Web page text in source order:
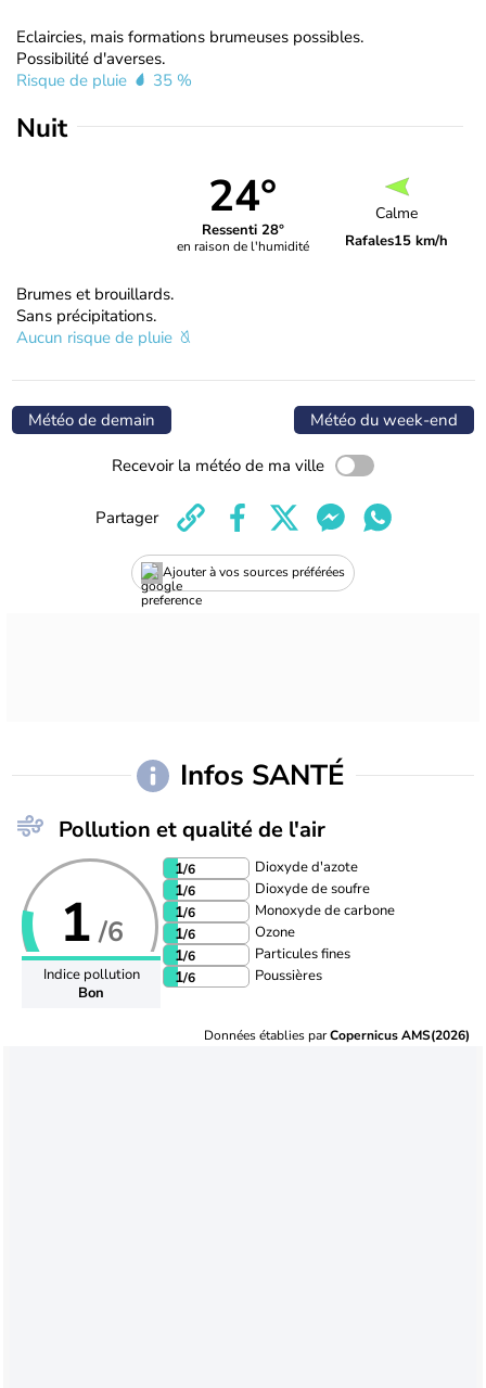
Eclaircies, mais formations brumeuses possibles.
Possibilité d'averses.
Risque de pluie
35 %
Nuit
24°
Ressenti 28°
en raison de l'humidité
Calme
Rafales15 km/h
Brumes et brouillards.
Sans précipitations.
Aucun risque de pluie
Météo de demain Météo du week-end
Recevoir la météo de ma ville
Ajouter à vos sources préférées
Partager
Infos SANTÉ
Pollution et qualité de l'air
1 /6
Indice pollution
Bon
1/6 Dioxyde d'azote
1/6 Dioxyde de soufre
1/6 Monoxyde de carbone
1/6 Ozone
1/6 Particules fines
1/6 Poussières
Données établies parCopernicus AMS(2026)